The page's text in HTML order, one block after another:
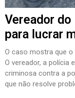
Vereador
para lucrar
O caso mostra que o
O vereador, a polícia
criminosa contra a
que não resolve